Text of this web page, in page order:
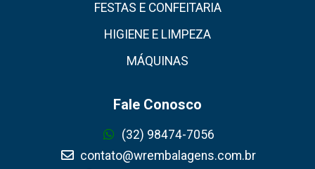
FESTAS E CONFEITARIA
HIGIENE E LIMPEZA
MÁQUINAS
Fale Conosco
(32) 98474-7056
contato@wrembalagens.com.br